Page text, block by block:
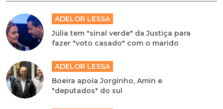
ADELOR LESSA
Júlia tem "sinal verde" da Justiça para
fazer "voto casado" com o marido
ADELOR LESSA
Boeira apoia Jorginho, Amin e
"deputados" do sul